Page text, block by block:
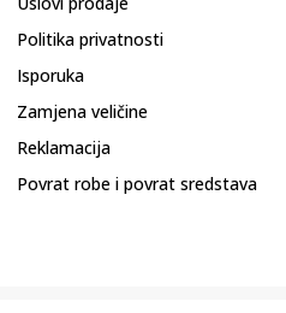
Politika privatnosti
Isporuka
Zamjena veličine
Reklamacija
Povrat robe i povrat sredstava